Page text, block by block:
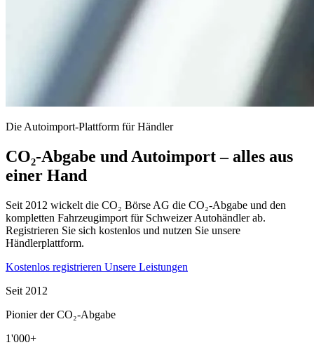
Die Autoimport-Plattform für Händler
CO₂-Abgabe und Autoimport – alles aus
einer Hand
Seit 2012 wickelt die CO₂ Börse AG die CO₂-Abgabe und den
kompletten Fahrzeugimport für Schweizer Autohändler ab.
Registrieren Sie sich kostenlos und nutzen Sie unsere
Händlerplattform.
Kostenlos registrieren Unsere Leistungen
Seit 2012
Pionier der CO₂-Abgabe
1'000+